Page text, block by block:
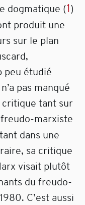
dogmatique (1)
produit une
sur le plan
peu étudié
pas manqué
critique tant sur
marxiste
dans une
sa critique
visait plutôt
du freudo-
C’est aussi